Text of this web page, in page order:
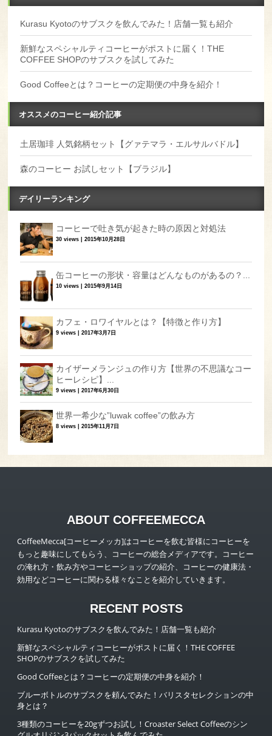
Kurasu Kyotoのサブスクを飲んでみた！店舗一覧も紹介
新鮮なスペシャルティコーヒーがポストに届く！THE
COFFEE SHOPのサブスクを試してみた
Good Coffeeとは？コーヒーの定期便の中身を紹介！
オススメのコーヒー紹介記事
土居珈琲 人気銘柄セット【グァテマラ・エルサルバドル】
森のコーヒー お試しセット【ブラジル】
デイリーランキング
コーヒーで吐き気が起きた時の原因と対処法
30 views |2015年10月28日
缶コーヒーの形状・容量はどんなものがあるの？...
10 views |2015年9月14日
カフェ・ロワイヤルとは？【特徴と作り方】
9 views |2017年3月7日
カイザーメランジュの作り方【世界の不思議なコー
ヒーレシピ】...
9 views |2017年6月30日
世界一希少な”luwak coffee”の飲み方
8 views |2015年11月7日
ABOUT COFFEEMECCA
CoffeeMecca[コーヒーメッカ]はコーヒーを飲む皆様にコーヒーを
もっと趣味にしてもらう、コーヒーの総合メディアです。コーヒー
の淹れ方・飲み方やコーヒーショップの紹介、コーヒーの健康法・
効用などコーヒーに関わる様々なことを紹介していきます。
RECENT POSTS
Kurasu Kyotoのサブスクを飲んでみた！店舗一覧も紹介
新鮮なスペシャルティコーヒーがポストに届く！THE COFFEE
SHOPのサブスクを試してみた
Good Coffeeとは？コーヒーの定期便の中身を紹介！
ブルーボトルのサブスクを頼んでみた！バリスタセレクションの中
身とは？
3種類のコーヒーを20gずつお試し！Croaster Select Coffeeのシン